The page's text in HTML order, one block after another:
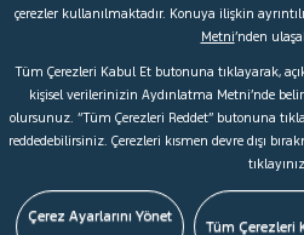
Çerez Tercihleri
çerezler kullanılmaktadır. Konuya ilişkin
Metni’nden
Tüm Çerezleri Kabul Et butonuna tıklayarak,
kişisel verilerinizin Aydınlatma Metni’nde
olursunuz. “Tüm Çerezleri Reddet” butonuna
reddedebilirsiniz. Çerezleri kısmen devre dışı
Çerez Ayarlarını Yönet
Tüm Çerezleri